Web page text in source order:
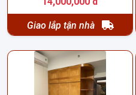
Giao lắp tận nhà